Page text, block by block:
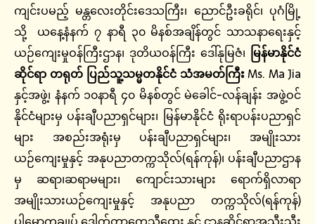
ကျင်းပမည့် မန္တလေးတိုင်းဒေသကြီး၊ ညောင်ဦးခရိုင်၊ ပုဂံမြို့
သို့ ယနေ့နံနက် ၇ နာရီ ၃၀ မိနစ်အချိန်တွင် သာသနာရေးနှင့်
ယဉ်ကျေးမှုဝန်ကြီးဌာန၊ ဒုတိယဝန်ကြီး ဒေါ်နုမြဇံ၊ မြန်မာနိုင်ငံ
ဆိုင်ရာ တရုတ် ပြည်သူ့သမ္မတနိုင်ငံ သံအမတ်ကြီးMs. Ma Jia
နှင့်အဖွဲ့၊ နံနက် ၁၀နာရီ ၄၀ မိနစ်တွင် မဲခေါင်-လန်ချန်း အဖွဲ့ဝင်
နိုင်ငံများမှ ပန်းချီပညာရှင်များ၊ မြန်မာနိုင်ငံ ရိုးရာပန်းပညာရှင်
များ အစည်းအရုံးမှ ပန်းချီပညာရှင်များ၊ အမျိုးသား
ယဉ်ကျေးမှုနှင့် အနုပညာတက္ကသိုလ်(ရန်ကုန်)၊ ပန်းချီပညာဌာန
မှ ဆရာ၊ဆရာမများ၊ ကျောင်းသားများ ရောက်ရှိလာရာ
အမျိုးသားယဉ်ကျေးမှုနှင့် အနုပညာ တက္ကသိုလ်(ရန်ကုန်)